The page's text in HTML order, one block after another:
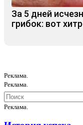
За 5 дней
грибок: вот
Реклама.
Реклама.
Реклама.